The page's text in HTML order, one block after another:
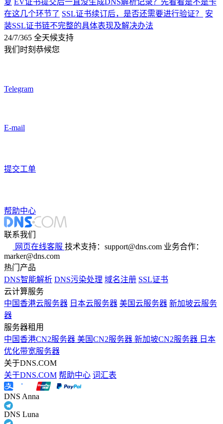
复 EV证书提交后一直没生成DNS解析记录？先看看是不是卡
在这几个环节了 SSL证书续订后，是否还需要进行验证？
安
装SSL证书链不完整的具体表现及解决办法
24/7/365 全天候支持
我们时刻恭候您
Telegram
E-mail
提交工单
帮助中心
联系我们
网页在线客服 技术支持：support@dns.com 业务合作：
marker@dns.com
热门产品
DNS智能解析 DNS污染处理 域名注册 SSL证书
云计算服务
中国香港云服务器 日本云服务器 美国云服务器 新加坡云服务
器
服务器租用
中国香港CN2服务器 美国CN2服务器 新加坡CN2服务器 日本
优化带宽服务器
关于DNS.COM
关于DNS.COM 帮助中心 词汇表
DNS Anna
DNS Luna